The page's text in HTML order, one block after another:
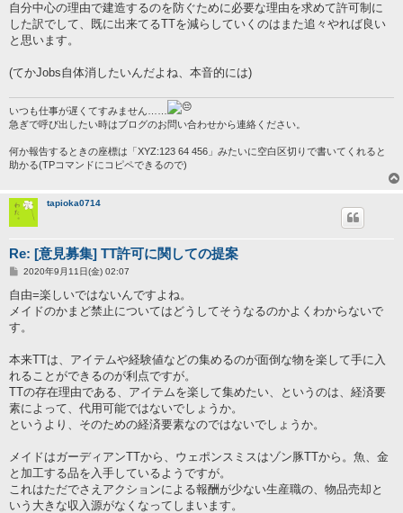
自分中心の理由で建造するのを防ぐために必要な理由を求めて許可制に
した訳でして、既に出来てるTTを減らしていくのはまた追々やれば良い
と思います。
(てかJobs自体消したいんだよね、本音的には)
いつも仕事が遅くてすみません……
急ぎで呼び出したい時はブログのお問い合わせから連絡ください。
何か報告するときの座標は「XYZ:123 64 456」みたいに空白区切りで書いてくれると
助かる(TPコマンドにコピペできるので)
tapioka0714
Re: [意見募集] TT許可に関しての提案
投
記
事
2020年9月11日(金) 02:07
自由=楽しいではないんですよね。
メイドのかまど禁止についてはどうしてそうなるのかよくわからないで
す。
本来TTは、アイテムや経験値などの集めるのが面倒な物を楽して手に入
れることができるのが利点ですが。
TTの存在理由である、アイテムを楽して集めたい、というのは、経済要
素によって、代用可能ではないでしょうか。
というより、そのための経済要素なのではないでしょうか。
メイドはガーディアンTTから、ウェポンスミスはゾン豚TTから。魚、金
と加工する品を入手しているようですが。
これはただでさえアクションによる報酬が少ない生産職の、物品売却と
いう大きな収入源がなくなってしまいます。